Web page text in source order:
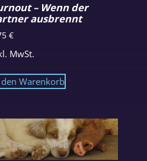
– Wenn der
ausbrennt
€
MwSt.
Warenkorb